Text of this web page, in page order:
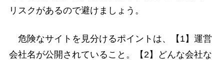
リスクがあるので避けましょう。
危険なサイトを見分けるポイントは、【1】運営
会社名が公開されていること。【2】どんな会社な